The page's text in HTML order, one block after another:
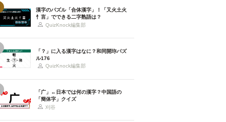
漢字のパズル「合体漢字」！「又火土火
忄言」でできる二字熟語は？
QuizKnock編集部
「？」に入る漢字はなに？和同開珎パズ
ル176
QuizKnock編集部
「广」←日本では何の漢字？中国語の
「簡体字」クイズ
刈谷